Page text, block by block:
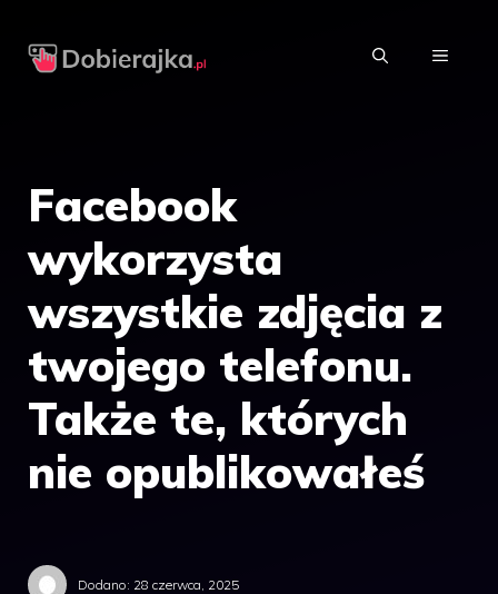
MENU
Facebook
wykorzysta
wszystkie zdjęcia z
twojego telefonu.
Także te, których
nie opublikowałeś
Dodano: 28 czerwca, 2025